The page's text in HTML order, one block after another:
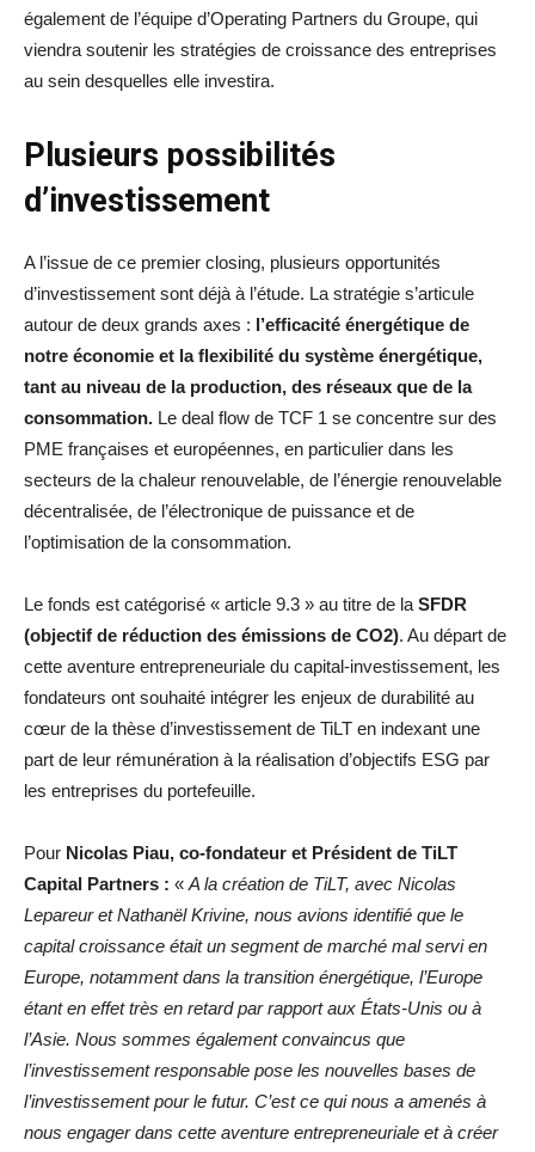
également de l’équipe d’Operating Partners du Groupe, qui
viendra soutenir les stratégies de croissance des entreprises
au sein desquelles elle investira.
Plusieurs possibilités
d’investissement
A l’issue de ce premier closing, plusieurs opportunités
d’investissement sont déjà à l’étude. La stratégie s’articule
autour de deux grands axes : l’efficacité énergétique de
notre économie et la flexibilité du système énergétique,
tant au niveau de la production, des réseaux que de la
consommation. Le deal flow de TCF 1 se concentre sur des
PME françaises et européennes, en particulier dans les
secteurs de la chaleur renouvelable, de l’énergie renouvelable
décentralisée, de l’électronique de puissance et de
l’optimisation de la consommation.
Le fonds est catégorisé « article 9.3 » au titre de la SFDR
(objectif de réduction des émissions de CO2). Au départ de
cette aventure entrepreneuriale du capital-investissement, les
fondateurs ont souhaité intégrer les enjeux de durabilité au
cœur de la thèse d’investissement de TiLT en indexant une
part de leur rémunération à la réalisation d’objectifs ESG par
les entreprises du portefeuille.
Pour Nicolas Piau, co-fondateur et Président de TiLT
Capital Partners : « A la création de TiLT, avec Nicolas
Lepareur et Nathanël Krivine, nous avions identifié que le
capital croissance était un segment de marché mal servi en
Europe, notamment dans la transition énergétique, l’Europe
étant en effet très en retard par rapport aux États-Unis ou à
l’Asie. Nous sommes également convaincus que
l’investissement responsable pose les nouvelles bases de
l’investissement pour le futur. C’est ce qui nous a amenés à
nous engager dans cette aventure entrepreneuriale et à créer